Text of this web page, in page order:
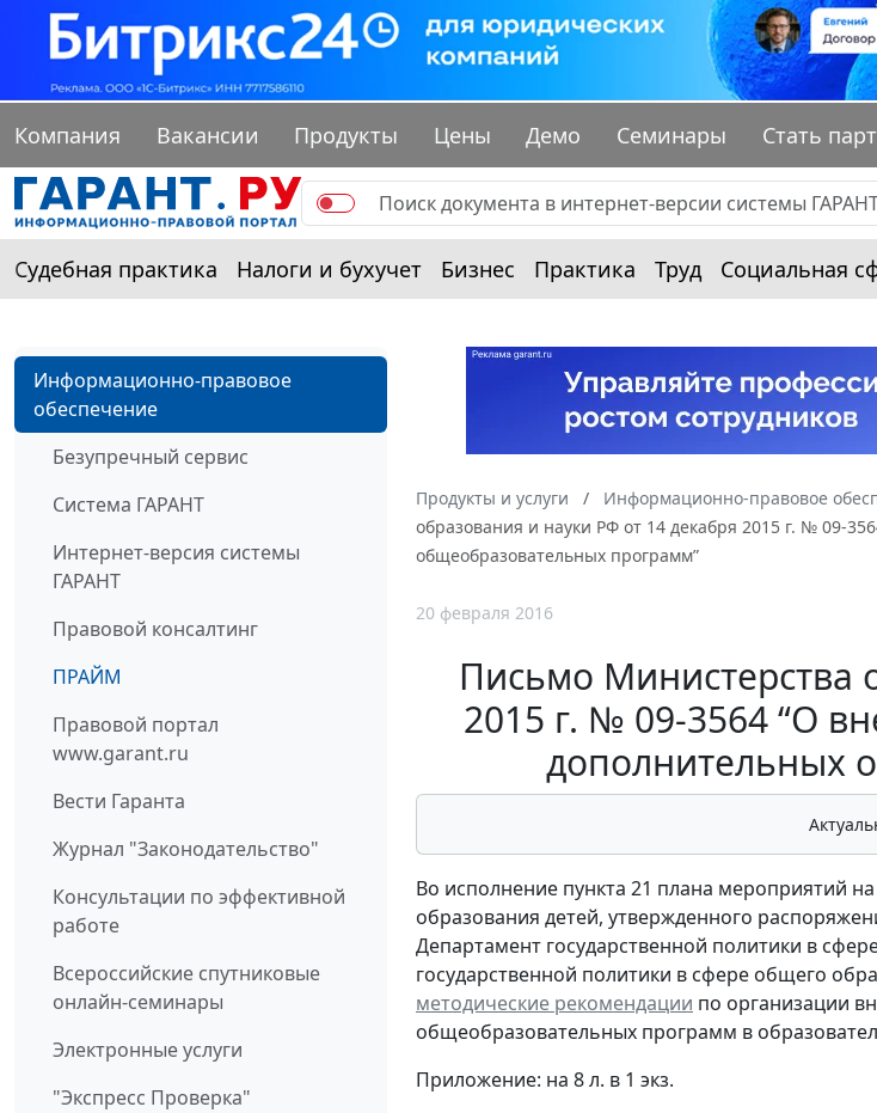
Компания Вакансии Продукты Цены Демо Семинары Стать
Судебная практика Налоги и бухучет Бизнес Практика Труд Социальная
Информационно-правовое
обеспечение
Безупречный сервис
Система ГАРАНТ
Интернет-версия системы
ГАРАНТ
Правовой консалтинг
ПРАЙМ
Правовой портал
www.garant.ru
Вести Гаранта
Журнал "Законодательство"
Консультации по эффективной
работе
Всероссийские спутниковые
онлайн-семинары
Электронные услуги
"Экспресс Проверка"
Продукты и услуги Информационно-правовое
образования и науки РФ от 14 декабря 2015 г. № 09-
общеобразовательных программ”
20 февраля 2016
Письмо Министерства
2015 г. № 09-3564 “О
дополнительных
Во исполнение пункта 21 плана мероприятий
образования детей, утвержденного
Департамент государственной политики в
государственной политики в сфере общего
методические рекомендации по организации
общеобразовательных программ в
Приложение: на 8 л. в 1 экз.